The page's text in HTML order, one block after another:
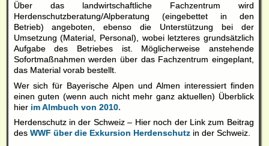
Über das landwirtschaftliche Fachzentrum wird
Herdenschutzberatung/Alpberatung (eingebettet in den
Betrieb) angeboten, ebenso die Unterstützung bei der
Umsetzung (Material, Personal), wobei letzteres grundsätzlich
Aufgabe des Betriebes ist. Möglicherweise anstehende
Sofortmaßnahmen werden über das Fachzentrum eingeplant,
das Material vorab bestellt.
Wer sich für Bayerische Alpen und Almen interessiert finden
einen guten (wenn auch nicht mehr ganz aktuellen) Überblick
hier im Almbuch von 2010.
Herdenschutz in der Schweiz – Hier noch der Link zum Beitrag
des WWF über die Exkursion Herdenschutzin der Schweiz.